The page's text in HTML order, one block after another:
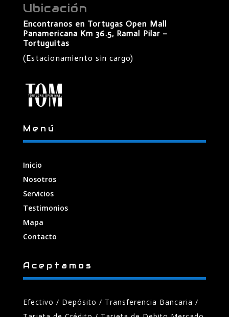
Ubicación
Encontranos en Tortugas Open Mall
Panamericana Km 36.5, Ramal Pilar –
Tortuguitas
(Estacionamiento sin cargo)
Menú
Inicio
Nosotros
Servicios
Testimonios
Mapa
Contacto
Aceptamos
Efectivo / Depósito / Transferencia Bancaria /